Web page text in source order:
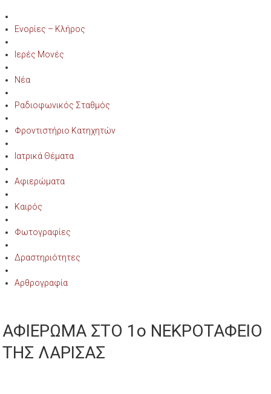
Ενορίες – Κλήρος
Ιερές Μονές
Νέα
Ραδιοφωνικός Σταθμός
Φροντιστήριο Κατηχητών
Ιατρικά Θέματα
Αφιερώματα
Καιρός
Φωτογραφίες
Δραστηριότητες
Αρθρογραφία
ΑΦΙΕΡΩΜΑ ΣΤΟ 1ο ΝΕΚΡΟΤΑΦΕΙΟ
ΤΗΣ ΛΑΡΙΣΑΣ